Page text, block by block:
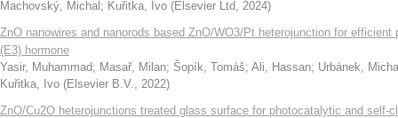
Machovský, Michal ; Kuřitka, Ivo (Elsevier Ltd, 2024)
ZnO nanowires and nanorods based ZnO/WO3/Pt heterojunction for
(E3) hormone
Yasir, Muhammad; Masař, Milan; Šopík, Tomáš; Ali, Hassan; Urbánek,
Kuřitka, Ivo (Elsevier B.V., 2022)
ZnO/Cu2O heterojunctions treated glass surface for photocatalytic and self-